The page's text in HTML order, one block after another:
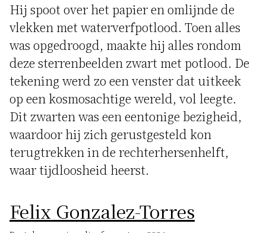
Hij spoot over het papier en omlijnde de
vlekken met waterverfpotlood. Toen alles
was opgedroogd, maakte hij alles rondom
deze sterrenbeelden zwart met potlood. De
tekening werd zo een venster dat uitkeek
op een kosmosachtige wereld, vol leegte.
Dit zwarten was een eentonige bezigheid,
waardoor hij zich gerustgesteld kon
terugtrekken in de rechterhersenhelft,
waar tijdloosheid heerst.
Felix Gonzalez-Torres